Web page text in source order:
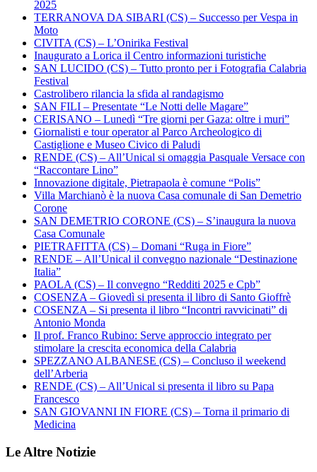
2025
TERRANOVA DA SIBARI (CS) – Successo per Vespa in
Moto
CIVITA (CS) – L’Onirika Festival
Inaugurato a Lorica il Centro informazioni turistiche
SAN LUCIDO (CS) – Tutto pronto per i Fotografia Calabria
Festival
Castrolibero rilancia la sfida al randagismo
SAN FILI – Presentate “Le Notti delle Magare”
CERISANO – Lunedì “Tre giorni per Gaza: oltre i muri”
Giornalisti e tour operator al Parco Archeologico di
Castiglione e Museo Civico di Paludi
RENDE (CS) – All’Unical si omaggia Pasquale Versace con
“Raccontare Lino”
Innovazione digitale, Pietrapaola è comune “Polis”
Villa Marchianò è la nuova Casa comunale di San Demetrio
Corone
SAN DEMETRIO CORONE (CS) – S’inaugura la nuova
Casa Comunale
PIETRAFITTA (CS) – Domani “Ruga in Fiore”
RENDE – All’Unical il convegno nazionale “Destinazione
Italia”
PAOLA (CS) – Il convegno “Redditi 2025 e Cpb”
COSENZA – Giovedì si presenta il libro di Santo Gioffrè
COSENZA – Si presenta il libro “Incontri ravvicinati” di
Antonio Monda
Il prof. Franco Rubino: Serve approccio integrato per
stimolare la crescita economica della Calabria
SPEZZANO ALBANESE (CS) – Concluso il weekend
dell’Arberia
RENDE (CS) – All’Unical si presenta il libro su Papa
Francesco
SAN GIOVANNI IN FIORE (CS) – Torna il primario di
Medicina
Le Altre Notizie